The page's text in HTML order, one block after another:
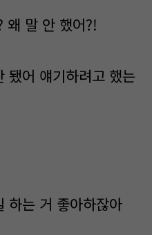
왜 말 안 했어?!
됐어 얘기하려고 했는
하는 거 좋아하잖아